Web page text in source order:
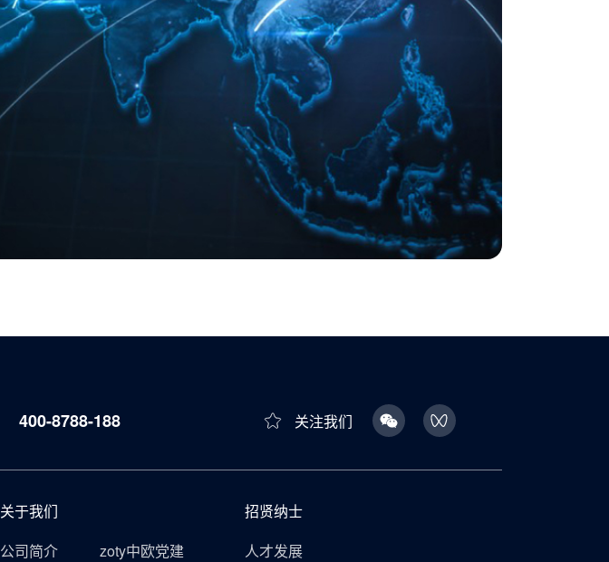
400-8788-188 关注我们
关于我们
公司简介
zoty中欧党建
招贤纳士
人才发展